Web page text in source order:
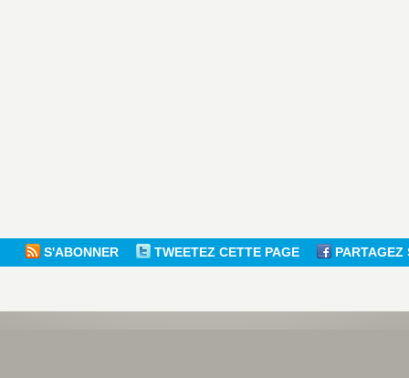
S'ABONNER TWEETEZ CETTE PAGE PARTAGEZ